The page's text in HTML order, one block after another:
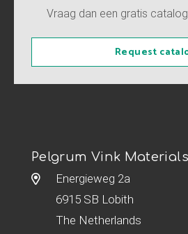
Vraag dan een gratis
Request
Pelgrum Vink
Energieweg 2a
6915 SB Lobith
The Netherlands